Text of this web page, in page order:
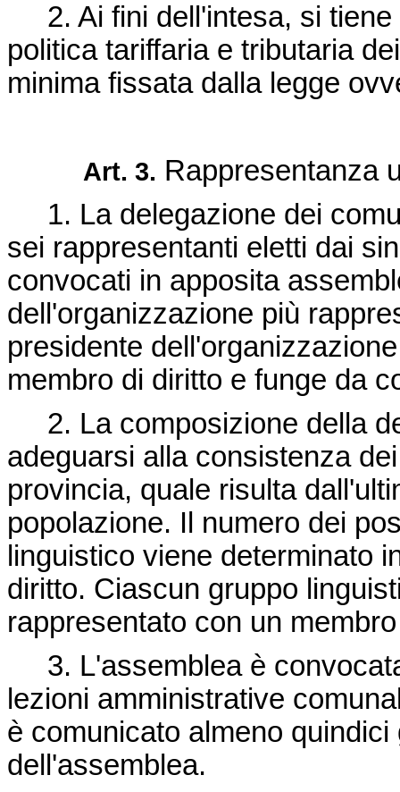
2. Ai fini dell'intesa, si tiene
politica tariffaria e tributaria
minima fissata dalla legge
Art. 3. Rappresentanza
1. La delegazione dei
sei rappresentanti eletti dai
convocati in apposita
dell'organizzazione più
presidente
membro di diritto e funge da
2. La composizione della
adeguarsi alla consistenza
provincia, quale risulta
popolazione. Il numero dei
linguistico viene determinato
diritto. Ciascun gruppo
rappresentato con un
3. L'assemblea è
lezioni amministrative
è comunicato almeno
dell'assemblea.